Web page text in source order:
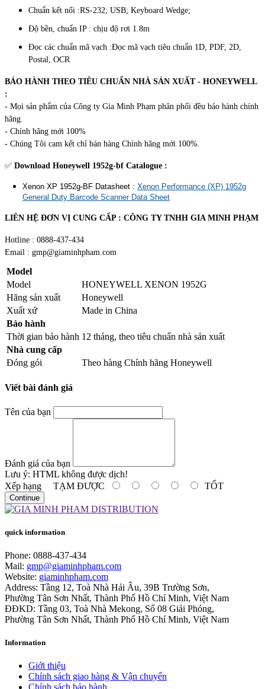
Chuẩn kết nối :RS-232; USB; Keyboard Wedge;
Độ bền, chuẩn IP : chịu độ rơi 1.8m
Đọc các chuẩn mã vạch :Đọc mã vạch tiêu chuẩn 1D, PDF, 2D,
Postal, OCR
BẢO HÀNH THEO TIÊU CHUẨN NHÀ SẢN XUẤT - HONEYWELL
:
- Mọi sản phẩm của Công ty Gia Minh Phạm phân phối đều bảo hành chính
hãng.
- Chính hãng mới 100%
- Chúng Tôi cam kết chỉ bán hàng Chính hãng mới 100%.
✅ Download Honeywell 1952g-bf Catalogue :
Xenon XP 1952g-BF Datasheet : Xenon Performance (XP) 1952g
General Duty Barcode Scanner Data Sheet
LIÊN HỆ ĐƠN VỊ CUNG CẤP : CÔNG TY TNHH GIA MINH PHẠM
Hotline : 0888-437-434
Email : gmp@giaminhpham.com
Model
Model
HONEYWELL XENON 1952G
Hãng sản xuất
Honeywell
Xuất xứ
Made in China
Bảo hành
Thời gian bảo hành 12 tháng, theo tiêu chuẩn nhà sản xuất
Nhà cung cấp
Đóng gói
Theo hàng Chính hãng Honeywell
Viết bài đánh giá
Tên của bạn
Đánh giá của bạn
Lưu ý: HTML không được dịch!
Xếp hạng TẠM ĐƯỢC TỐT
Continue
quick information
Phone: 0888-437-434
Mail: gmp@giaminhpham.com
Website: giaminhpham.com
Address: Tầng 12, Toà Nhà Hải Âu, 39B Trường Sơn,
Phường Tân Sơn Nhất, Thành Phố Hồ Chí Minh, Việt Nam
ĐĐKD: Tầng 03, Toà Nhà Mekong, Số 08 Giải Phóng,
Phường Tân Sơn Nhất, Thành Phố Hồ Chí Minh, Việt Nam
Information
Giới thiệu
Chính sách giao hàng & Vận chuyển